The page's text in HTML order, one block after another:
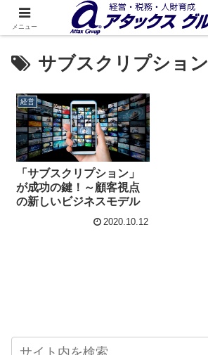
サブスクリプション
経営
「サブスクリプション」
が成功の鍵！～顧客視点
の新しいビジネスモデル
2020.10.12
メニュー